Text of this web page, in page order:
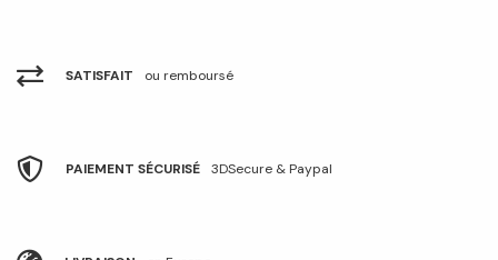
SATISFAIT ou remboursé
PAIEMENT SÉCURISÉ 3DSecure & Paypal